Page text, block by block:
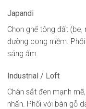
Japandi
Chọn ghế tông đất (be,
đường cong mềm.
sáng ấm.
Industrial / Loft
Chân sắt đen mạnh
nhấn. Phối với bàn gỗ